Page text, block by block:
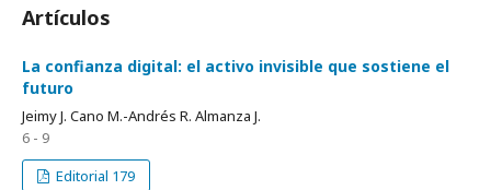
Artículos
La confianza digital: el activo invisible que sostiene el
futuro
Jeimy J. Cano M.-Andrés R. Almanza J.
6 - 9
Editorial 179